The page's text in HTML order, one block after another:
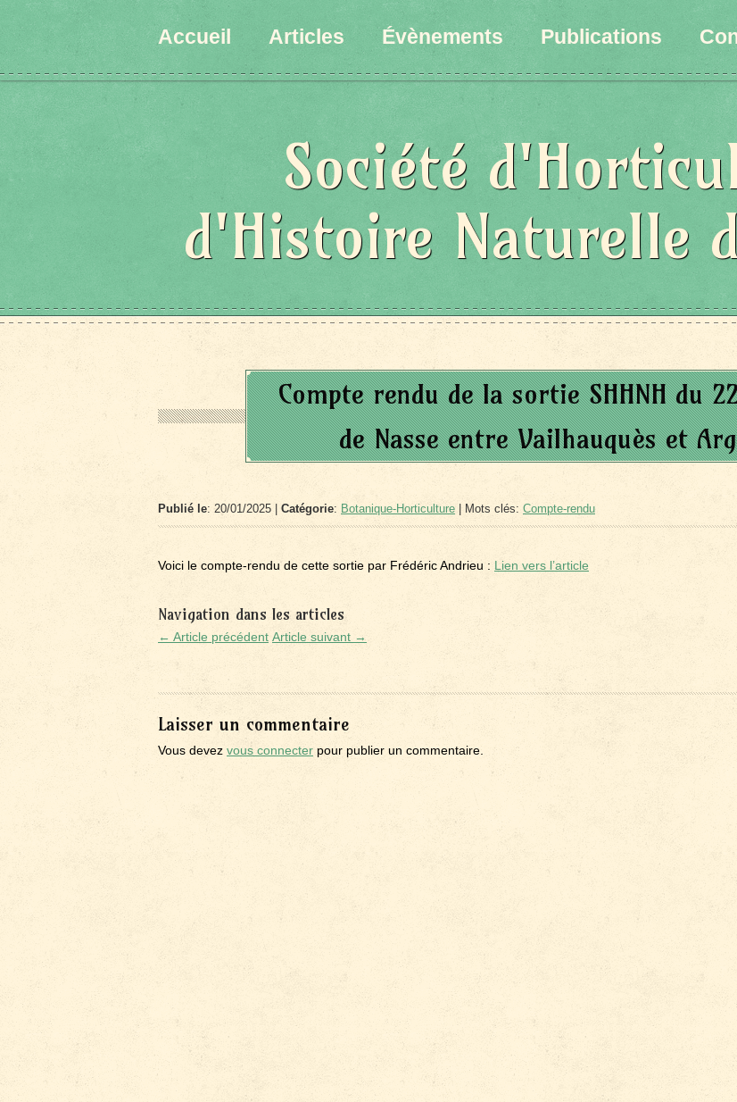
Accueil Articles Évènements Publications
Société
d'Histoire Naturelle
Compte rendu de la sortie SHHNH du
de Nasse entre Vailhauquès et
Publié le: 20/01/2025 | Catégorie: Botanique-Horticulture | Mots clés: Compte-rendu
Voici le compte-rendu de cette sortie par Frédéric Andrieu : Lien vers l’article
Navigation dans les articles
← Article précédent Article suivant →
Laisser un commentaire
Vous devez vous connecter pour publier un commentaire.